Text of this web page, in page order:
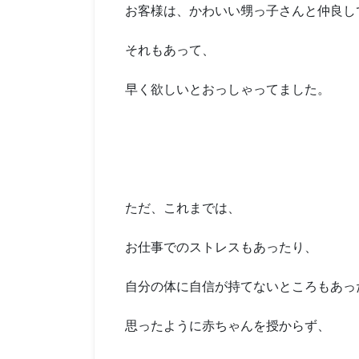
お客様は、かわいい甥っ子さんと仲良し
それもあって、
早く欲しいとおっしゃってました。
ただ、これまでは、
お仕事でのストレスもあったり、
自分の体に自信が持てないところもあっ
思ったように赤ちゃんを授からず、